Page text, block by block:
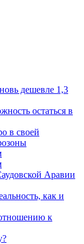
дешевле 1,3
остаться в
в своей
Аравии
как и
к